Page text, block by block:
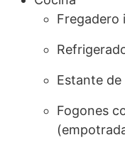
Fregadero
Estante
Fogones